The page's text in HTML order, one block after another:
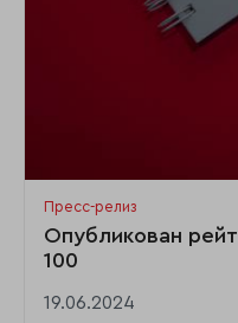
Пресс-релиз
Опубликован
100
19.06.2024